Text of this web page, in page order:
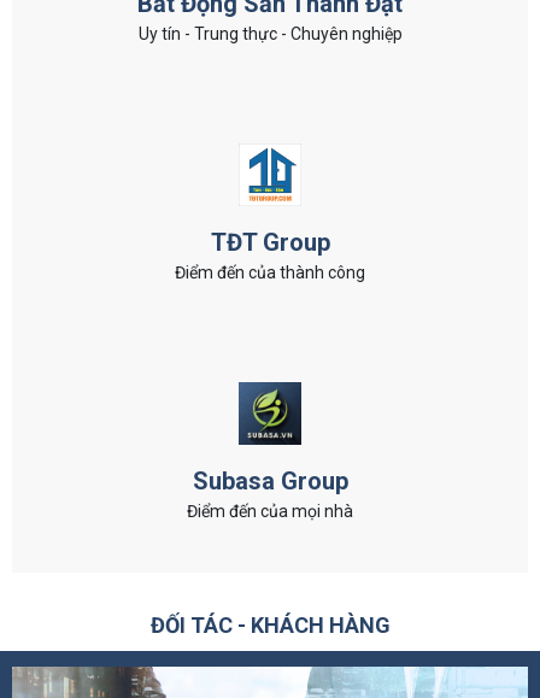
Uy tín - Trung thực - Chuyên nghiệp
TĐT Group
Điểm đến của thành công
Subasa Group
Điểm đến của mọi nhà
ĐỐI TÁC - KHÁCH HÀNG